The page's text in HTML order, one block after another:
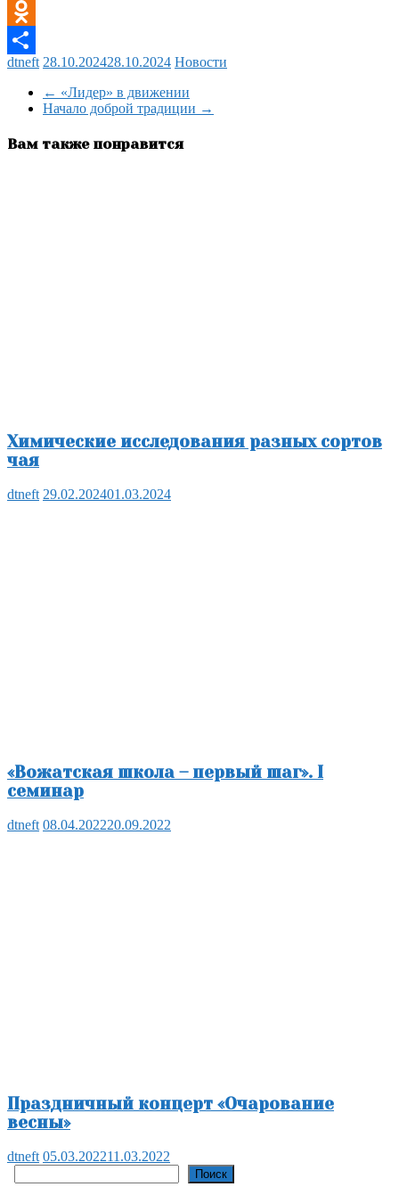
Facebook
Odnoklassniki
Отправить
dtneft 28.10.202428.10.2024 Новости
← «Лидер» в движении
Начало доброй традиции →
Вам также понравится
Химические исследования разных сортов
чая
dtneft 29.02.202401.03.2024
«Вожатская школа – первый шаг». I
семинар
dtneft 08.04.202220.09.2022
Праздничный концерт «Очарование
весны»
dtneft 05.03.202211.03.2022
Поиск